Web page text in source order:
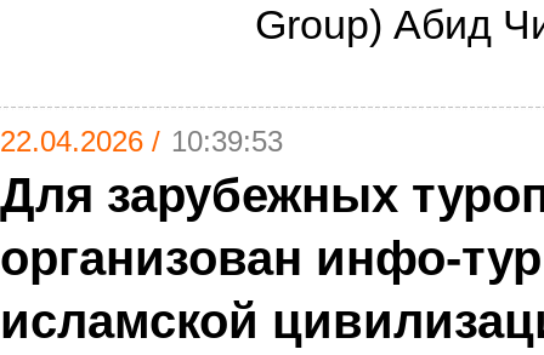
Group) Абид
22.04.2026 / 10:39:53
Для зарубежных
организован инфо-
исламской